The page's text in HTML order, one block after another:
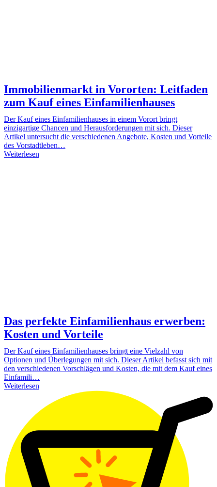
Immobilienmarkt in Vororten: Leitfaden
zum Kauf eines Einfamilienhauses
Der Kauf eines Einfamilienhauses in einem Vorort bringt
einzigartige Chancen und Herausforderungen mit sich. Dieser
Artikel untersucht die verschiedenen Angebote, Kosten und Vorteile
des Vorstadtleben…
Weiterlesen
Das perfekte Einfamilienhaus erwerben:
Kosten und Vorteile
Der Kauf eines Einfamilienhauses bringt eine Vielzahl von
Optionen und Überlegungen mit sich. Dieser Artikel befasst sich mit
den verschiedenen Vorschlägen und Kosten, die mit dem Kauf eines
Einfamili…
Weiterlesen